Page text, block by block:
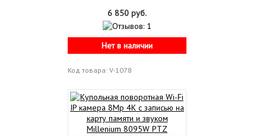
6 850 руб.
Нет в наличии
Код товара: V-1078